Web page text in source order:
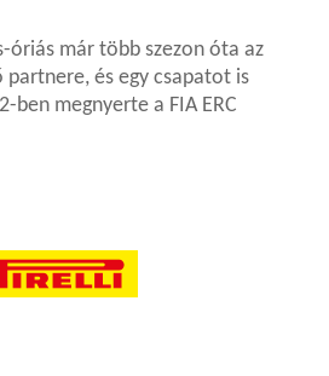
óriás már több szezon óta az
partnere, és egy csapatot is
ben megnyerte a FIA ERC